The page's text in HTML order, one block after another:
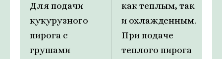
Для подачи
кукурузного
пирога с
грушами
как теплым, так
и охлажденным.
При подаче
теплого пирога